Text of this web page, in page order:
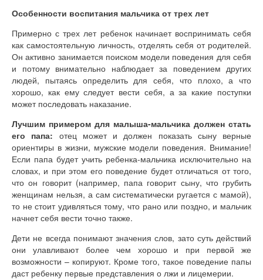
Особенности воспитания мальчика от трех лет
Примерно с трех лет ребенок начинает воспринимать себя
как самостоятельную личность, отделять себя от родителей.
Он активно занимается поиском модели поведения для себя
и потому внимательно наблюдает за поведением других
людей, пытаясь определить для себя, что плохо, а что
хорошо, как ему следует вести себя, а за какие поступки
может последовать наказание.
Лучшим примером для малыша-мальчика должен стать
его папа: отец может и должен показать сыну верные
ориентиры в жизни, мужские модели поведения. Внимание!
Если папа будет учить ребенка-мальчика исключительно на
словах, и при этом его поведение будет отличаться от того,
что он говорит (например, папа говорит сыну, что грубить
женщинам нельзя, а сам систематически ругается с мамой),
то не стоит удивляться тому, что рано или поздно, и мальчик
начнет себя вести точно также.
Дети не всегда понимают значения слов, зато суть действий
они улавливают более чем хорошо и при первой же
возможности – копируют. Кроме того, такое поведение папы
даст ребенку первые представления о лжи и лицемерии.